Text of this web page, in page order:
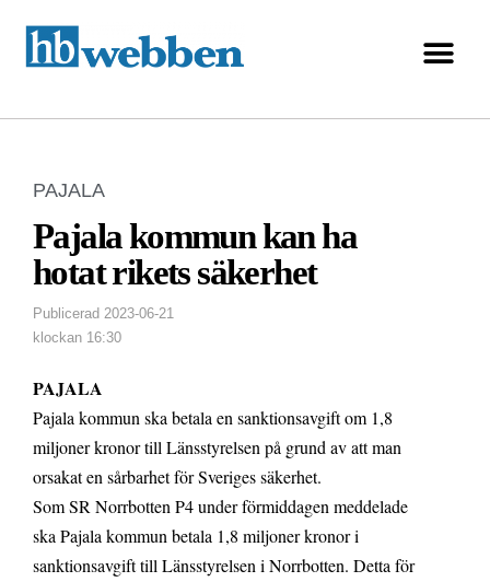
PAJALA
Pajala kommun kan ha
hotat rikets säkerhet
Publicerad 2023-06-21
klockan 16:30
PAJALA
Pajala kommun ska betala en sanktionsavgift om 1,8
miljoner kronor till Länsstyrelsen på grund av att man
orsakat en sårbarhet för Sveriges säkerhet.
Som SR Norrbotten P4 under förmiddagen meddelade
ska Pajala kommun betala 1,8 miljoner kronor i
sanktionsavgift till Länsstyrelsen i Norrbotten. Detta för